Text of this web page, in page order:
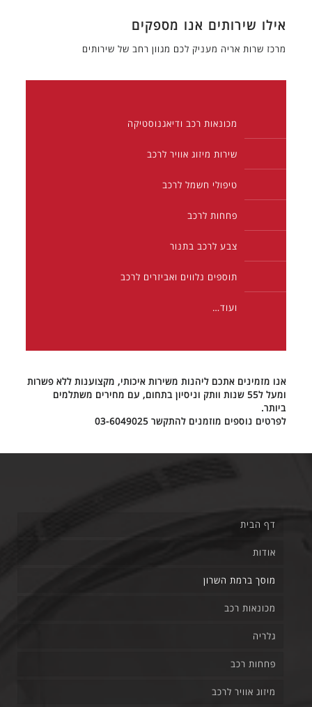
אילו שירותים אנו מספקים
מרכז שרות אריה מעניק לכם מגוון רחב של שירותים
מכונאות רכב ודיאגנוסטיקה
שירות מיזוג אוויר לרכב
טיפולי חשמל לרכב
פחחות לרכב
צבע לרכב בתנור
תוספים נלווים ואביזרים לרכב
ועוד…
אנו מזמינים אתכם ליהנות משירות איכותי, מקצוענות ללא פשרות
ומעל ל55 שנות וותק וניסיון בתחום, עם מחירים משתלמים
ביותר.
לפרטים נוספים מוזמנים להתקשר 03-6049025
דף הבית
אודות
מוסך ברמת השרון
מכונאות רכב
גלריה
פחחות רכב
מיזוג אוויר לרכב